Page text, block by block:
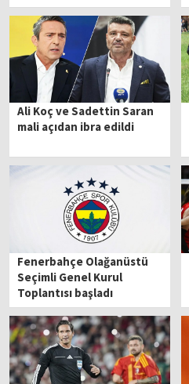
Ali Koç ve Sadettin Saran
mali açıdan ibra edildi
Fenerbahçe Olağanüstü
Seçimli Genel Kurul
Toplantısı başladı